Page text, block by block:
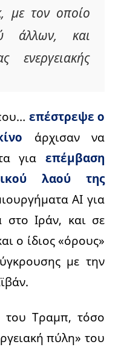
με τον οποίο
άλλων, και
ενεργειακής
επέστρεψε ο
άρχισαν να
για επέμβαση
λαού της
ΑΙ για
στο Ιράν, και σε
ο ίδιος «όρους»
με την
του Τραμπ, τόσο
πύλη» του